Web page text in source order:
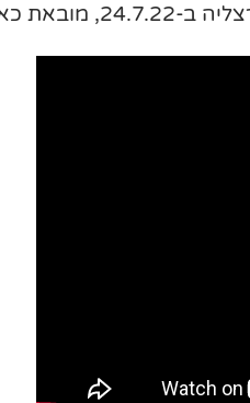
במלואה.